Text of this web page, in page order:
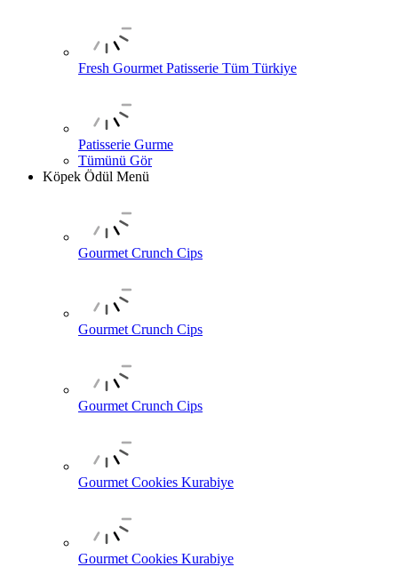
Fresh Gourmet Patisserie Tüm Türkiye
Patisserie Gurme
Tümünü Gör
Köpek Ödül Menü
Gourmet Crunch Cips
Gourmet Crunch Cips
Gourmet Crunch Cips
Gourmet Cookies Kurabiye
Gourmet Cookies Kurabiye